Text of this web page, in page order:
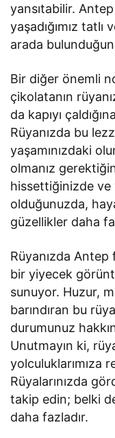
yansıtabilir. Antep
yaşadığımız tatlı
arada
Bir diğer önemli
çikolatanın
da kapıyı
Rüyanızda bu
yaşamınızdaki
olmanız
hissettiğinizde ve
olduğunuzda,
güzellikler daha
Rüyanızda Antep
bir yiyecek
sunuyor. Huzur,
barındıran bu
durumunuz
Unutmayın ki,
yolculuklarımıza
Rüyalarınızda
takip edin; belki
daha fazladır.